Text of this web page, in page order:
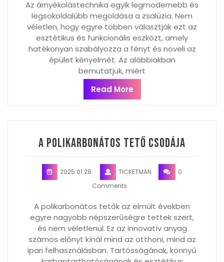
Az árnyékolástechnika egyik legmodernebb és
legsokoldalúbb megoldása a zsalúzia. Nem
véletlen, hogy egyre többen választják ezt az
esztétikus és funkcionális eszközt, amely
hatékonyan szabályozza a fényt és növeli az
épület kényelmét. Az alábbiakban
bemutatjuk, miért
Read More
A polikarbonátos tető csodája
2025.01.28. TICKETMAN
0
Comments
A polikarbonátos tetők az elmúlt években
egyre nagyobb népszerűségre tettek szert,
és nem véletlenül. Ez az innovatív anyag
számos előnyt kínál mind az otthoni, mind az
ipari felhasználásban. Tartósságának, könnyű